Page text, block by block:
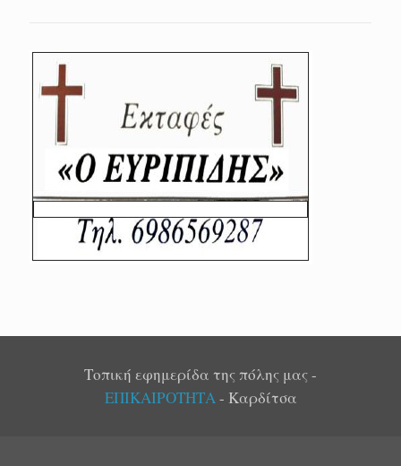
Τοπική εφημερίδα της πόλης μας -
ΕΠΙΚΑΙΡΟΤΗΤΑ- Καρδίτσα